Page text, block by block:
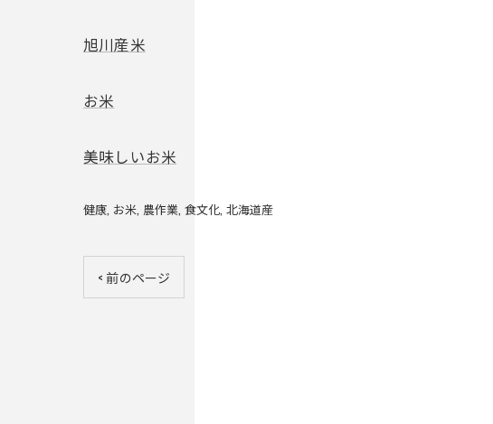
旭川産米
お米
美味しいお米
健康 お米 農作業 食文化 北海道産
< 前のページ